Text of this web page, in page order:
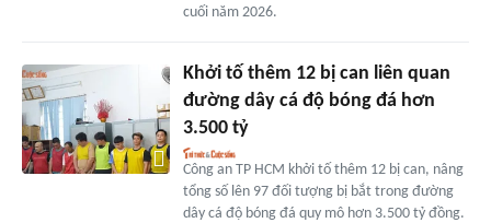
cuối năm 2026.
Khởi tố thêm 12 bị can liên quan
đường dây cá độ bóng đá hơn
3.500 tỷ
Công an TP HCM khởi tố thêm 12 bị can, nâng
tổng số lên 97 đối tượng bị bắt trong đường
dây cá độ bóng đá quy mô hơn 3.500 tỷ đồng.